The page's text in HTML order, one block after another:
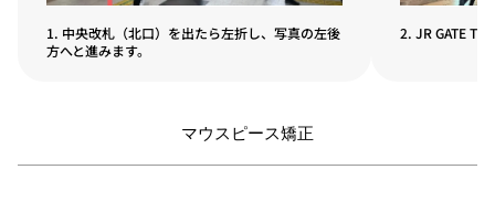
1. 中央改札（北口）を出たら左折し、写真の左後
方へと進みます。
2. JR GATE
マウスピース矯正